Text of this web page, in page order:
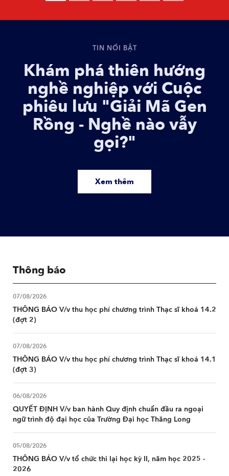
TIN NỔI BẬT
Khám phá thiên hướng
nghề nghiệp với Cuộc
phiêu lưu "Giải Mã Gen
Rồng - Nghề nào vẫy
gọi?"
Xem thêm
Thông báo
07/08/2026
THÔNG BÁO V/v thu học phí chương trình Thạc sĩ khoá 14.2
(đợt 2)
07/08/2026
THÔNG BÁO V/v thu học phí chương trình Thạc sĩ khoá 14.1
(đợt 3)
06/08/2026
QUYẾT ĐỊNH V/v ban hành Quy định chuẩn đầu ra ngoại
ngữ trình độ đại học của Trường Đại học Thăng Long
05/08/2026
THÔNG BÁO V/v tổ chức thi lại học kỳ II, năm học 2025 -
2026